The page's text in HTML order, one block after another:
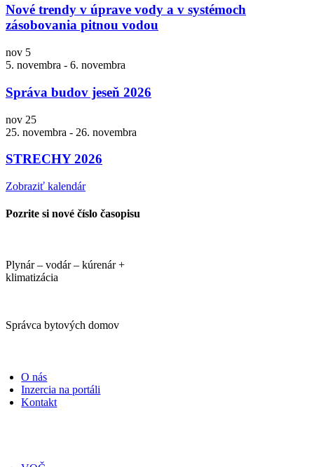
Nové trendy v úprave vody a v systémoch
zásobovania pitnou vodou
nov 5
5. novembra - 6. novembra
Správa budov jeseň 2026
nov 25
25. novembra - 26. novembra
STRECHY 2026
Zobraziť kalendár
Pozrite si nové číslo časopisu
Plynár – vodár – kúrenár +
klimatizácia
Správca bytových domov
O nás
Inzercia na portáli
Kontakt